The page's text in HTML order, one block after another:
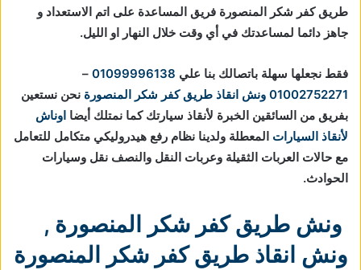
طريق كفر شكر المنصورة فريق المساعدة على اتم الاستعداد و
جاهز دائما لمساعدتك في أي وقت خلال النهار او الليل.
فقط نجعلها سهلة باتصالك بنا علي 01099996138
–
01002752271 ونش انقاذ طريق كفر شكر المنصورة نحن نستعين
بفريق من السائقين الخبرة لأنقاذ سيارتك كما نمتلك أيضا اوناش
لأنقاذ السيارات المعطلة ولدينا نظام رفع هيدروليكي متكامل للتعامل
مع حالات العربات الثقيلة وعربات النقل والنصف نقل وسيارات
الحوادث.
ونش طريق كفر شكر المنصورة ,
ونش انقاذ طريق كفر شكر المنصورة